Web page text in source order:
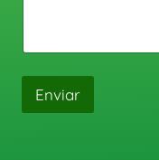
Enviar